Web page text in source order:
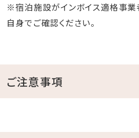
※宿泊施設がインボイス適格事業
自身でご確認ください。
ご注意事項